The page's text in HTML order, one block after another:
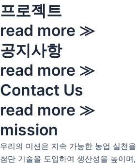
프로젝트
read more ≫
공지사항
read more ≫
Contact Us
read more ≫
mission
우리의 미션은 지속 가능한 농업 실천
첨단 기술을 도입하여 생산성을 높이